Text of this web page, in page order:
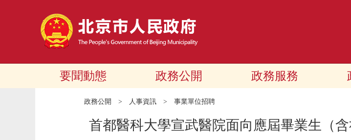
要聞動態 政務公開 政務服務
政務公開 > 人事資訊 > 事業單位招聘
首都醫科大學宣武醫院面向應屆畢業生（